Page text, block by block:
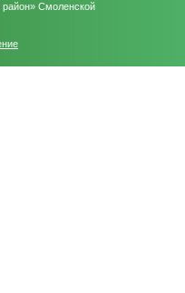
район» Смоленской